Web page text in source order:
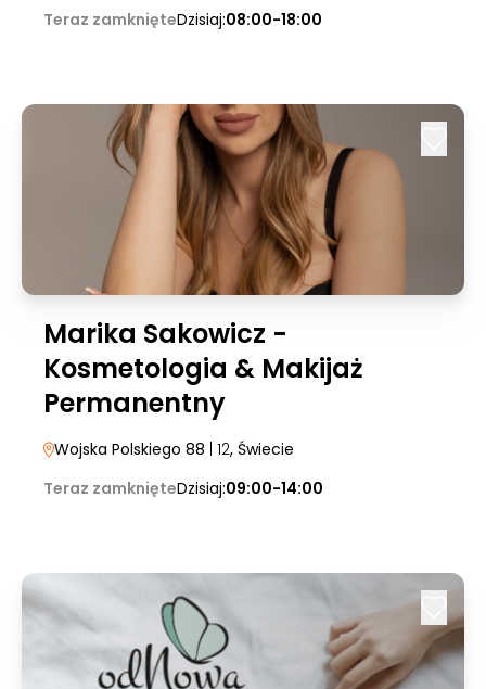
Teraz zamknięteDzisiaj:08:00-18:00
Marika Sakowicz -
Kosmetologia & Makijaż
Permanentny
Wojska Polskiego 88 | 12, Świecie
Teraz zamknięteDzisiaj:09:00-14:00